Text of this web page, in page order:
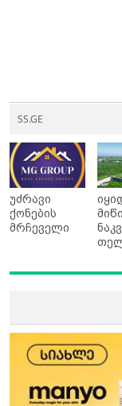
SS.GE
უძრავი
ქონების
მრჩეველი